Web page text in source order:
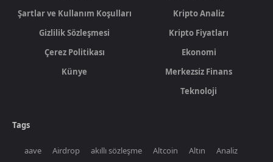
Şartlar ve Kullanım Koşulları
Gizlilik Sözleşmesi
Çerez Politikası
Künye
Kripto Analiz
Kripto Fiyatları
Ekonomi
Merkezsiz Finans
Teknoloji
Tags
aave Airdrop akıllı sözleşme Altcoin Altın
Analiz